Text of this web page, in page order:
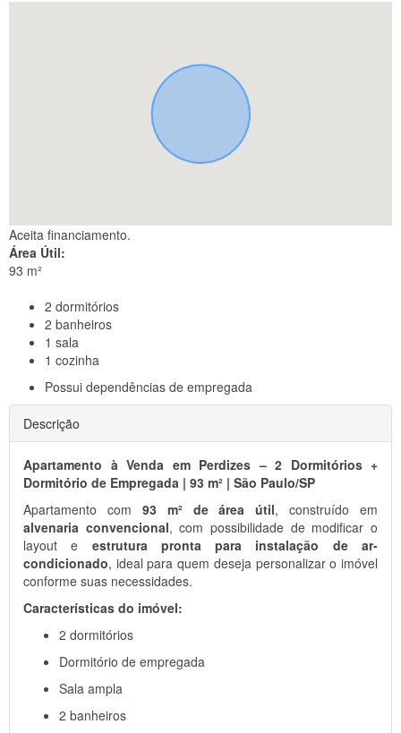
Aceita financiamento.
Área Útil:
93 m²
2 dormitórios
2 banheiros
1 sala
1 cozinha
Possui dependências de empregada
Descrição
Apartamento à Venda em Perdizes – 2 Dormitórios +
Dormitório de Empregada | 93 m² | São Paulo/SP
Apartamento com 93 m² de área útil, construído em
alvenaria convencional, com possibilidade de modificar o
layout e estrutura pronta para instalação de ar-
condicionado, ideal para quem deseja personalizar o imóvel
conforme suas necessidades.
Características do imóvel:
2 dormitórios
Dormitório de empregada
Sala ampla
2 banheiros